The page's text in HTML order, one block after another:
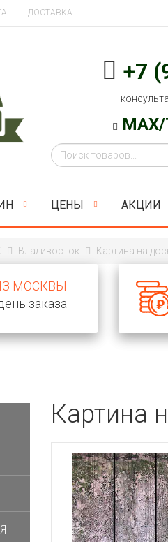
ДОСТАВКА
+7
ЦЕНЫ АКЦИИ
Владивосток Картина на
МОСКВЫ
заказа
Картина